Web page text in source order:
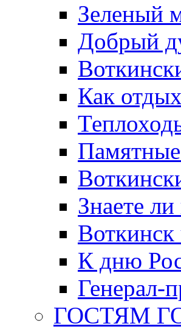
Зеленый
Добрый
Как
Знаете
К дню
Генерал-
ГОСТЯМ